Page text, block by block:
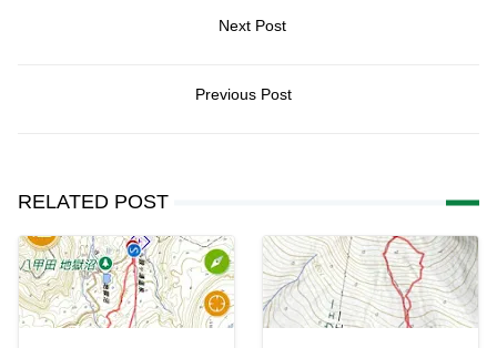
Next Post
Previous Post
RELATED POST